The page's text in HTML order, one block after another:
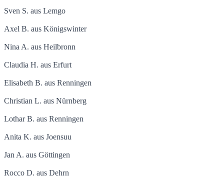
Sven S. aus Lemgo
Axel B. aus Königswinter
Nina A. aus Heilbronn
Claudia H. aus Erfurt
Elisabeth B. aus Renningen
Christian L. aus Nürnberg
Lothar B. aus Renningen
Anita K. aus Joensuu
Jan A. aus Göttingen
Rocco D. aus Dehrn